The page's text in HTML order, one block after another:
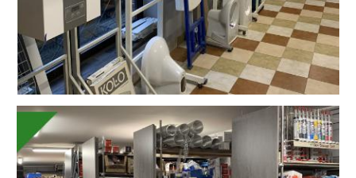
Image